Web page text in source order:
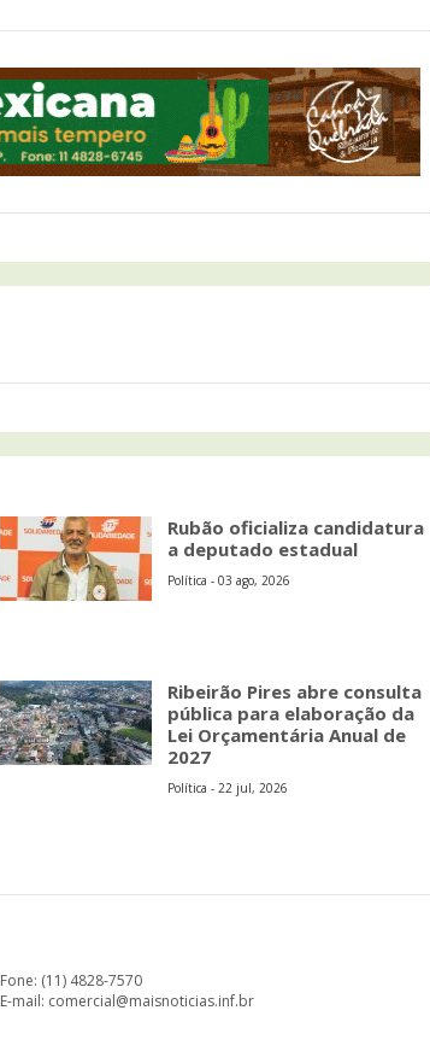
Rubão oficializa candidatura
a deputado estadual
Política - 03 ago, 2026
Ribeirão Pires abre consulta
pública para elaboração da
Lei Orçamentária Anual de
2027
Política - 22 jul, 2026
Fone: (11) 4828-7570
E-mail: comercial@maisnoticias.inf.br